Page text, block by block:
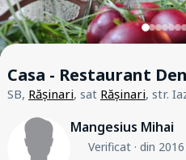
Casa - Restaurant
SB, Rășinari, sat Rășinari, str.
Mangesius Mihai
Verificat· din